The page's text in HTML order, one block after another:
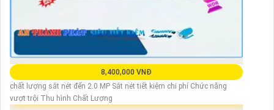
8,400,000 VNĐ
chất lượng sắt nét đến 2.0 MP Sắt nét tiết kiệm chi phí Chức năng
vượt trội Thu hình Chất Lượng